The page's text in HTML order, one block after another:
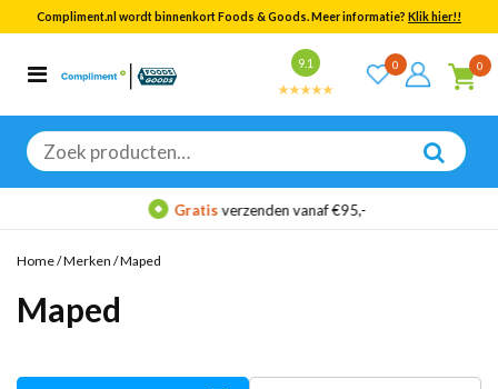
Compliment.nl wordt binnenkort Foods & Goods. Meer informatie? Klik hier!!
9.1 0 0
Zoeken
naar:
Categorieën
Bekijk alle resultaten
Gratisverzenden vanaf €95,-
Home/Merken /Maped
Maped